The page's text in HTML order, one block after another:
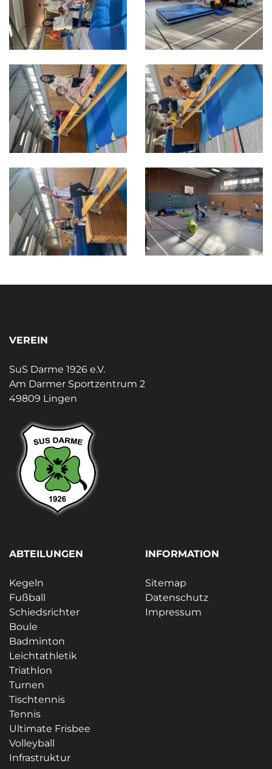
VEREIN
SuS Darme 1926 e.V.
Am Darmer Sportzentrum 2
49809 Lingen
ABTEILUNGEN
Kegeln
Fußball
Schiedsrichter
Boule
Badminton
Leichtathletik
Triathlon
Turnen
Tischtennis
Tennis
Ultimate Frisbee
Volleyball
Infrastruktur
INFORMATION
Sitemap
Datenschutz
Impressum